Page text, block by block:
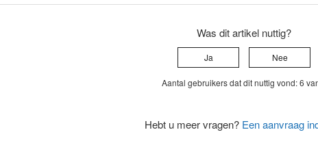
Was dit artikel nuttig?
Ja Nee
Aantal gebruikers dat dit nuttig vond: 6
Hebt u meer vragen? Een aanvraag